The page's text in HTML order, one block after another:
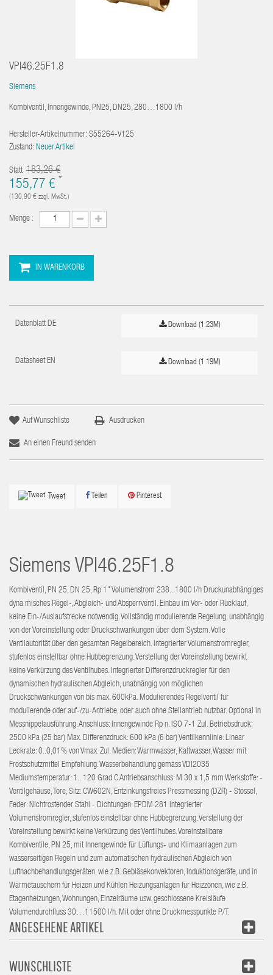
VPI46.25F1.8
Siemens
Kombiventil, Innengewinde, PN25, DN25, 280…1800 l/h
Hersteller-Artikelnummer: S55264-V125
Zustand: Neuer Artikel
Statt 183,26 €
155,77 € *
(130,90 € zzgl. MwSt.)
Menge :
IN WARENKORB
Datenblatt DE Download (1.23M)
Datasheet EN Download (1.19M)
Auf Wunschliste Ausdrucken
An einen Freund senden
Tweet Teilen Pinterest
Siemens VPI46.25F1.8
Kombiventil, PN 25, DN 25, Rp 1" Volumenstrom 238...1800 l/h Druckunabhängiges
dyna misches Regel-, Abgleich- und Absperrventil. Einbau im Vor- oder Rücklauf,
keine Ein-/Auslaufstrecke notwendig. Vollständig modulierende Regelung, unabhängig
von der Voreinstellung oder Druckschwankungen über dem System. Volle
Ventilautorität über den gesamten Regelbereich. Integrierter Volumenstromregler,
stufenlos einstellbar ohne Hubbegrenzung. Verstellung der Voreinstellung bewirkt
keine Verkürzung des Ventilhubes. Integrierter Differenzdruckregler für den
dynamischen hydraulischen Abgleich, unabhängig von möglichen
Druckschwankungen von bis max. 600kPa. Modulierendes Regelventil für
modulierende oder auf-/zu-Antriebe, oder auch ohne Stellantrieb nutzbar. Optional in
Messnippelausführung. Anschluss: Innengewinde Rp n. ISO 7-1 Zul. Betriebsdruck:
2500 kPa (25 bar) Max. Differenzdruck: 600 kPa (6 bar) Ventilkennlinie: Linear
Leckrate: 0..0,01% von Vmax. Zul. Medien: Warmwasser, Kaltwasser, Wasser mit
Frostschutzmittel Empfehlung: Wasserbehandlung gemäss VDI2035
Mediumstemperatur: 1...120 Grad C Antriebsanschluss: M 30 x 1,5 mm Werkstoffe: -
Ventilgehäuse, Tore, Sitz: CW602N, Entzinkungsfreies Pressmessing (DZR) - Stössel,
Feder: Nichtrostender Stahl - Dichtungen: EPDM 281 Integrierter
Volumenstromregler, stufenlos einstellbar ohne Hubbegrenzung. Verstellung der
Voreinstellung bewirkt keine Verkürzung des Ventilhubes. Voreinstellbare
Kombiventile, PN 25, mit Innengewinde für Lüftungs- und Klimaanlagen zum
wasserseitigen Regeln und zum automatischen hydraulischen Abgleich von
Luftnachbehandlungsgeräten, wie z.B. Gebläsekonvektoren, Induktionsgeräte, und in
Wärmetauschern für Heizen und Kühlen Heizungsanlagen für Heizzonen, wie z.B.
Etagenheizungen, Wohnungen, Einzelräume usw. geschlossene Kreisläufe
Volumendurchfluss 30…11500 l/h. Mit oder ohne Druckmesspunkte P/T.
ANGESEHENE ARTIKEL
WUNSCHLISTE